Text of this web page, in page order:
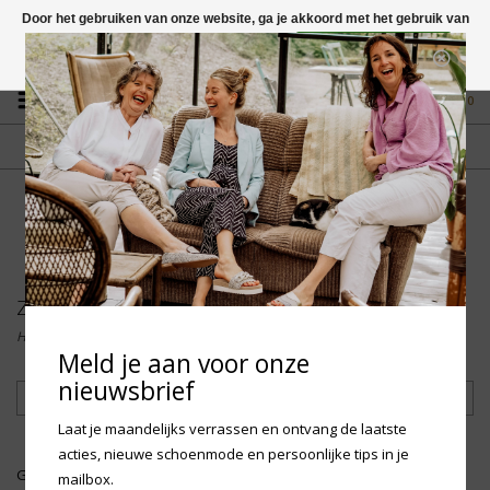
Vragen? App naar +31 58 250 1503
0
GRATIS VERZENDING NL
Vanaf € 75,-
FYSIEKE WINKEL
in Mantgum (frl)
fdad
Zeb
Home
Filteren
Geen producten gevonden!...
Door het gebruiken van onze website, ga je akkoord met het gebruik van
cookies om onze website te verbeteren.
Dit bericht verbergen
Meer over cookies »
Meld je aan voor onze
nieuwsbrief
Laat je maandelijks verrassen en ontvang de laatste
acties, nieuwe schoenmode en persoonlijke tips in je
mailbox.